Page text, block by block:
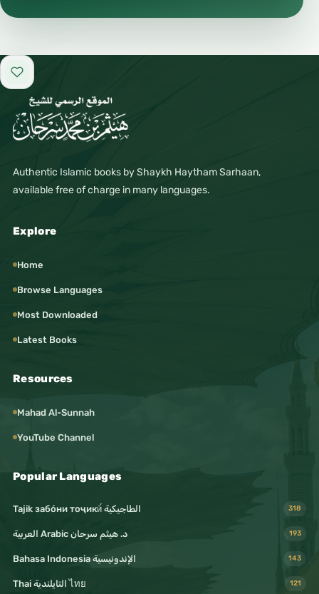
Add to favorites
Authentic Islamic books by Shaykh Haytham Sarhaan,
available free of charge in many languages.
Explore
Home
Browse Languages
Most Downloaded
Latest Books
Resources
Mahad Al-Sunnah
YouTube Channel
Popular Languages
Tajik забо́ни тоҷикӣ́ الطاجيكية 318
د. هيثم سرحان Arabic العربية 193
Bahasa Indonesia الإندونيسية 143
Thai التايلندية ไทย 121